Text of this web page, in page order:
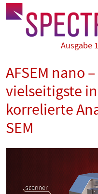
Ausgabe
AFSEM nano
vielseitigste
korrelierte
SEM